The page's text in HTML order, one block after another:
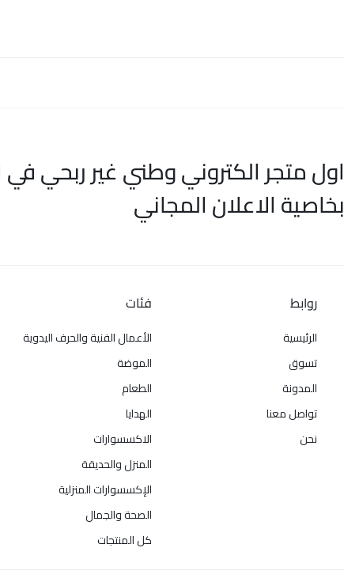
اول متجر الكتروني وطني غير ربحي في
بخاصية الاعلان المجاني
روابط
الرئيسية
تسوق
المدونة
تواصل معنا
نحن
فئات
الأعمال الفنية والحرف اليدوية
الموضة
الطعام
الهدايا
الاكسسوارات
المنزل والحديقة
الإكسسوارات المنزلية
الصحة والجمال
كل المنتجات